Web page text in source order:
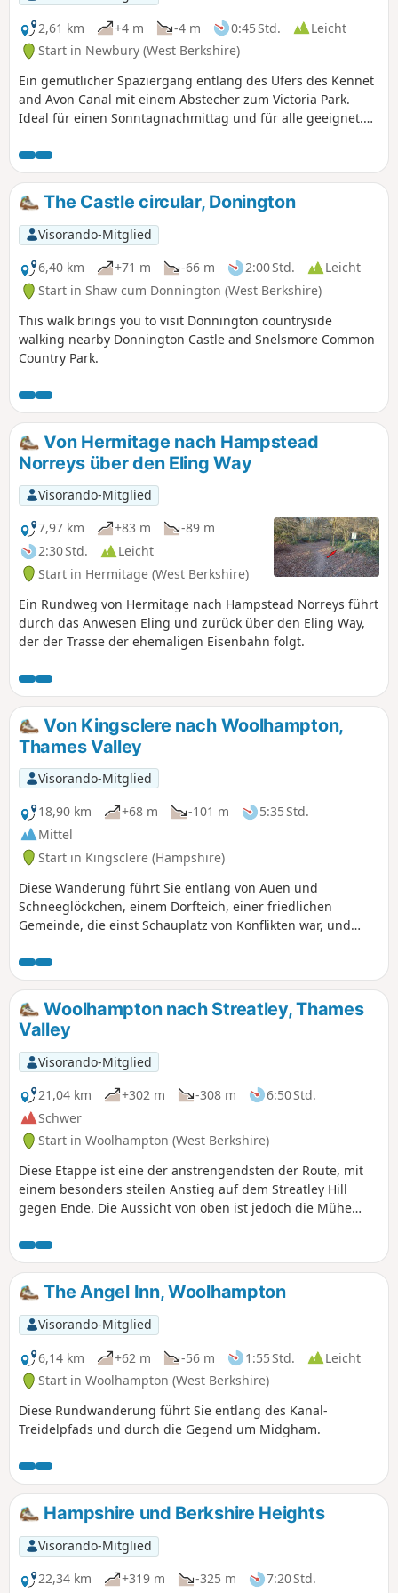
2,61 km
+4 m -4 m 0:45 Std.
Leicht
Start in Newbury (West Berkshire)
Ein gemütlicher Spaziergang entlang des Ufers des Kennet
and Avon Canal mit einem Abstecher zum Victoria Park.
Ideal für einen Sonntagnachmittag und für alle geeignet.
einer Kanalbootfahrt für einen perfekten Tag.
The Castle circular, Donington
Visorando-Mitglied
6,40 km
+71 m -66 m 2:00 Std.
Leicht
Start in Shaw cum Donnington (West Berkshire)
This walk brings you to visit Donnington countryside
walking nearby Donnington Castle and Snelsmore Common
Country Park.
Von Hermitage nach Hampstead
Norreys über den Eling Way
Visorando-Mitglied
7,97 km
+83 m
-89 m
2:30 Std.
Leicht
Start in Hermitage (West Berkshire)
Ein Rundweg von Hermitage nach Hampstead Norreys führt
durch das Anwesen Eling und zurück über den Eling Way,
der der Trasse der ehemaligen Eisenbahn folgt.
Von Kingsclere nach Woolhampton,
Thames Valley
Visorando-Mitglied
18,90 km
+68 m -101 m
5:35 Std.
Mittel
Start in Kingsclere (Hampshire)
Diese Wanderung führt Sie entlang von Auen und
Schneeglöckchen, einem Dorfteich, einer friedlichen
Gemeinde, die einst Schauplatz von Konflikten war, und
dieser Wanderung im Februar besonders schön.
Woolhampton nach Streatley, Thames
Valley
Visorando-Mitglied
21,04 km
+302 m -308 m
6:50 Std.
Schwer
Start in Woolhampton (West Berkshire)
Diese Etappe ist eine der anstrengendsten der Route, mit
einem besonders steilen Anstieg auf dem Streatley Hill
gegen Ende. Die Aussicht von oben ist jedoch die Mühe
Anstieg auf dem Streatley Hill ziemlich anspruchsvoll.
Unterwegs können Sie Folgendes genießen: Kanalboote,
einen ländlichen Friedhof, Wölfe, die Geschichte hinter dem
Namen „Tutts Clump”, blaue Teiche und Brunnenkresse-
Beete, Glockenblumen, Lämmer, alte Erdwerke, seltene
Kreidefelsen und Hügel mit beeindruckender Aussicht.
The Angel Inn, Woolhampton
Visorando-Mitglied
6,14 km
+62 m -56 m 1:55 Std.
Leicht
Start in Woolhampton (West Berkshire)
Diese Rundwanderung führt Sie entlang des Kanal-
Treidelpfads und durch die Gegend um Midgham.
Hampshire und Berkshire Heights
Visorando-Mitglied
22,34 km
+319 m -325 m 7:20 Std.